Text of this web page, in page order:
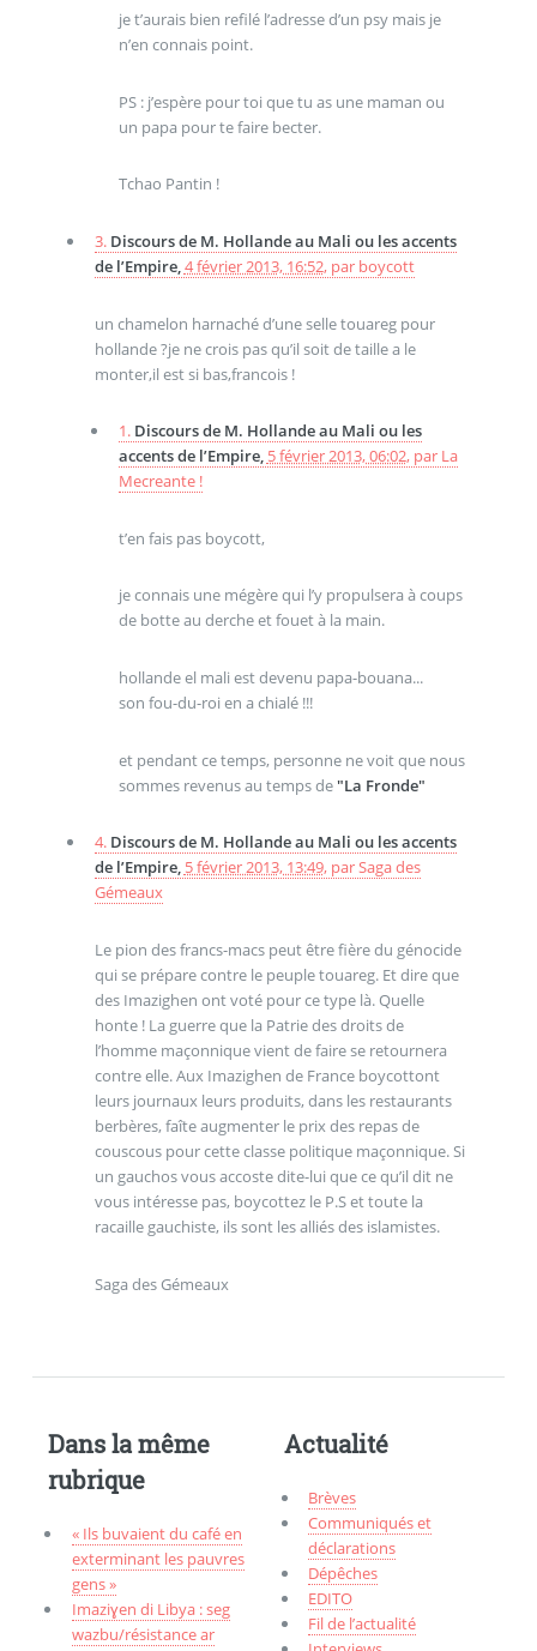
je t’aurais bien refilé l’adresse d’un psy mais je
n’en connais point.
PS : j’espère pour toi que tu as une maman ou
un papa pour te faire becter.
Tchao Pantin !
3. Discours de M. Hollande au Mali ou les accents
de l’Empire,4 février 2013, 16:52, par boycott
un chamelon harnaché d’une selle touareg pour
hollande ?je ne crois pas qu’il soit de taille a le
monter,il est si bas,francois !
1. Discours de M. Hollande au Mali ou les
accents de l’Empire, 5 février 2013, 06:02, par La
Mecreante !
t’en fais pas boycott,
je connais une mégère qui l’y propulsera à coups
de botte au derche et fouet à la main.
hollande el mali est devenu papa-bouana...
son fou-du-roi en a chialé !!!
et pendant ce temps, personne ne voit que nous
sommes revenus au temps de "La Fronde"
4. Discours de M. Hollande au Mali ou les accents
de l’Empire, 5 février 2013, 13:49, parSaga des
Gémeaux
Le pion des francs-macs peut être fière du génocide
qui se prépare contre le peuple touareg. Et dire que
des Imazighen ont voté pour ce type là. Quelle
honte ! La guerre que la Patrie des droits de
l’homme maçonnique vient de faire se retournera
contre elle. Aux Imazighen de France boycottont
leurs journaux leurs produits, dans les restaurants
berbères, faîte augmenter le prix des repas de
couscous pour cette classe politique maçonnique. Si
un gauchos vous accoste dite-lui que ce qu’il dit ne
vous intéresse pas, boycottez le P.S et toute la
racaille gauchiste, ils sont les alliés des islamistes.
Saga des Gémeaux
Dans la même
rubrique
« Ils buvaient du café en
exterminant les pauvres
gens »
Imaziɣen di Libya : seg
wazbu/résistance ar
Actualité
Brèves
Communiqués et
déclarations
Dépêches
EDITO
Fil de l’actualité